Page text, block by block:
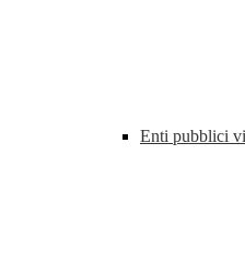
Enti pubblici